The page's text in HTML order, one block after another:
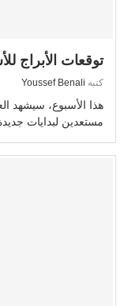
توقعات الأبراج للأسبوع من 28
كتبه Youssef Benali
هذا الأسبوع، سيشهد
مستعدين لبدايات